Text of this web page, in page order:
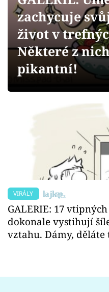
Videa
Sledujte prima+
zachycuje
život v
Některé z
pikantní!
VIRÁLY
GALERIE: 17
dokonale vystihují
vztahu. Dámy,